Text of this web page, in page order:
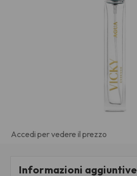
Accedi per vedere il prezzo
Informazioni aggiuntive